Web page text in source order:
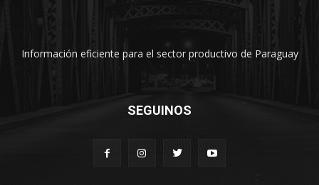
Información eficiente para el sector productivo de Paraguay
SEGUINOS